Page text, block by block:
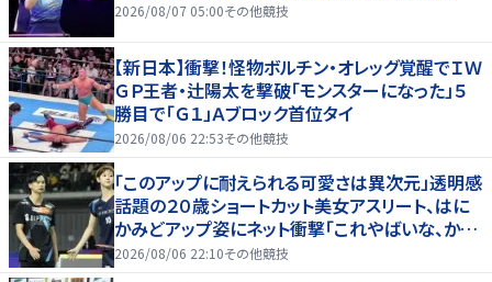
2026/08/07 05:00その他競技
【新日本】衝撃！怪物ボルチン・オレッグ覚醒でＩＷ
ＧＰ王者・辻陽太を撃破「モンスターになった」５
勝目で「Ｇ１」Ａブロック首位タイ
2026/08/06 22:53その他競技
「このアップに耐えられる可愛さは異次元」透明感
話題の２０歳ショートカット美女アスリート、はに
かみどアップ姿にネット衝撃「これやばいな、かわ
いすぎる」「顔ちっちゃ」
2026/08/06 22:10その他競技